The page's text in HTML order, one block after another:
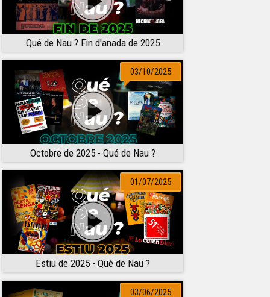
Qué de Nau ? Fin d'anada de 2025
Octobre de 2025 - Qué de Nau ?
03/10/2025
Estiu de 2025 - Qué de Nau ?
01/07/2025
03/06/2025